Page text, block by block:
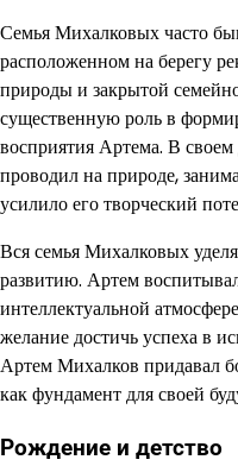
Семья Михалковых часто
расположенном на берегу
природы и закрытой
существенную роль в
восприятия Артема. В
проводил на природе,
усилило его творческий
Вся семья Михалковых
развитию. Артем
интеллектуальной
желание достичь успеха в
Артем Михалков придавал
как фундамент для своей
Рождение и детство